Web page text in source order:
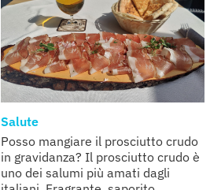
Salute
Posso mangiare il prosciutto crudo
in gravidanza? Il prosciutto crudo è
uno dei salumi più amati dagli